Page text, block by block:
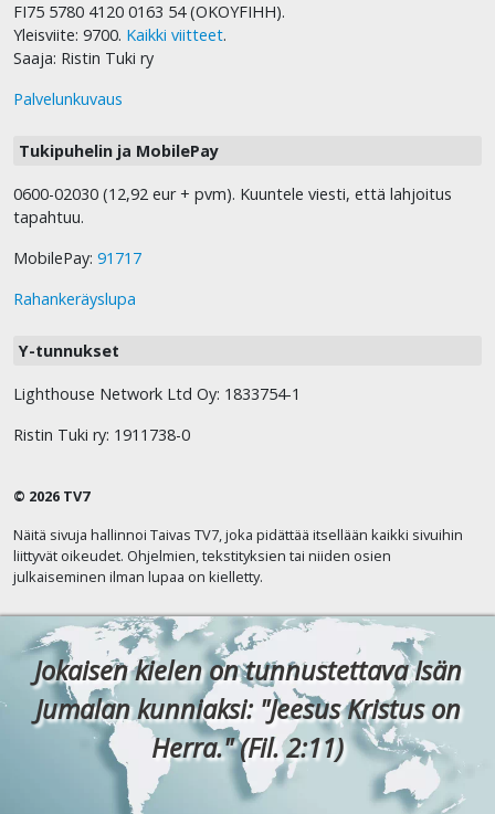
FI75 5780 4120 0163 54 (OKOYFIHH).
Yleisviite: 9700. Kaikki viitteet.
Saaja: Ristin Tuki ry
Palvelunkuvaus
Tukipuhelin ja MobilePay
0600-02030 (12,92 eur + pvm). Kuuntele viesti, että lahjoitus
tapahtuu.
MobilePay: 91717
Rahankeräyslupa
Y-tunnukset
Lighthouse Network Ltd Oy: 1833754-1
Ristin Tuki ry: 1911738-0
© 2026 TV7
Näitä sivuja hallinnoi Taivas TV7, joka pidättää itsellään kaikki sivuihin
liittyvät oikeudet. Ohjelmien, tekstityksien tai niiden osien
julkaiseminen ilman lupaa on kielletty.
Jokaisen kielen on tunnustettava Isän
Jumalan kunniaksi: "Jeesus Kristus on
Herra." (Fil. 2:11)